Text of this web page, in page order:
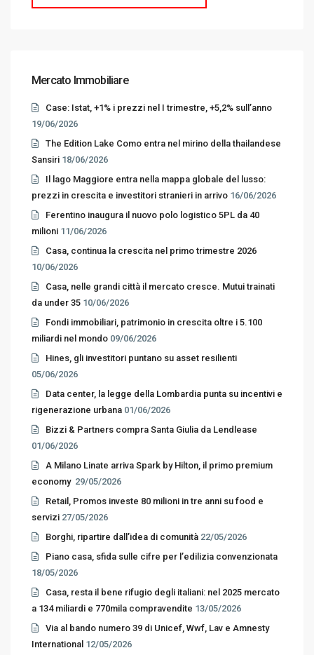
Mercato Immobiliare
Case: Istat, +1% i prezzi nel I trimestre, +5,2% sull’anno
19/06/2026
The Edition Lake Como entra nel mirino della thailandese
Sansiri 18/06/2026
Il lago Maggiore entra nella mappa globale del lusso:
prezzi in crescita e investitori stranieri in arrivo 16/06/2026
Ferentino inaugura il nuovo polo logistico 5PL da 40
milioni 11/06/2026
Casa, continua la crescita nel primo trimestre 2026
10/06/2026
Casa, nelle grandi città il mercato cresce. Mutui trainati
da under 35 10/06/2026
Fondi immobiliari, patrimonio in crescita oltre i 5.100
miliardi nel mondo 09/06/2026
Hines, gli investitori puntano su asset resilienti
05/06/2026
Data center, la legge della Lombardia punta su incentivi e
rigenerazione urbana 01/06/2026
Bizzi & Partners compra Santa Giulia da Lendlease
01/06/2026
A Milano Linate arriva Spark by Hilton, il primo premium
economy 29/05/2026
Retail, Promos investe 80 milioni in tre anni su food e
servizi 27/05/2026
Borghi, ripartire dall’idea di comunità 22/05/2026
Piano casa, sfida sulle cifre per l’edilizia convenzionata
18/05/2026
Casa, resta il bene rifugio degli italiani: nel 2025 mercato
a 134 miliardi e 770mila compravendite 13/05/2026
Via al bando numero 39 di Unicef, Wwf, Lav e Amnesty
International 12/05/2026